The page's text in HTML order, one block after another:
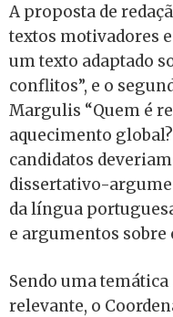
A proposta de
textos motivadores
um texto adaptado
conflitos”, e o
Margulis “Quem é
aquecimento
candidatos
dissertativo-
da língua
e argumentos sobre
Sendo uma
relevante, o